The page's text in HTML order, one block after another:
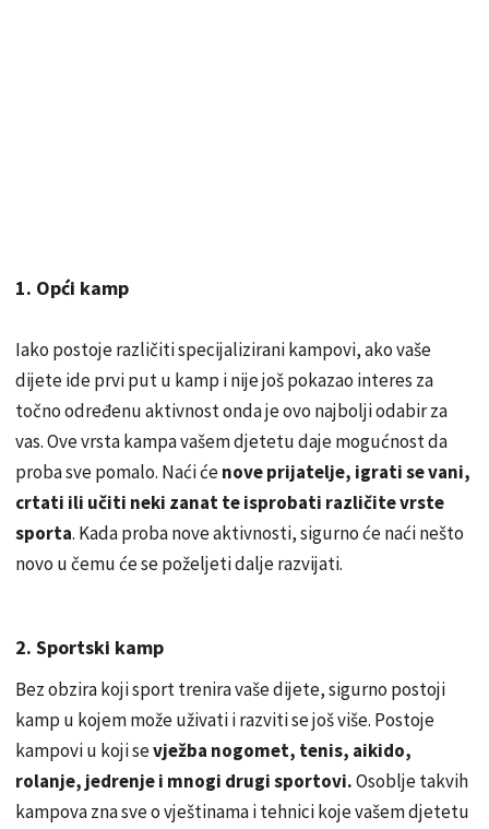
1. Opći kamp
Iako postoje različiti specijalizirani kampovi, ako vaše
dijete ide prvi put u kamp i nije još pokazao interes za
točno određenu aktivnost onda je ovo najbolji odabir za
vas. Ove vrsta kampa vašem djetetu daje mogućnost da
proba sve pomalo. Naći ćenove prijatelje, igrati se vani,
crtati ili učiti neki zanat te isprobati različite vrste
sporta. Kada proba nove aktivnosti, sigurno će naći nešto
novo u čemu će se poželjeti dalje razvijati.
2. Sportski kamp
Bez obzira koji sport trenira vaše dijete, sigurno postoji
kamp u kojem može uživati i razviti se još više. Postoje
kampovi u koji sevježba nogomet, tenis, aikido,
rolanje, jedrenje i mnogi drugi sportovi.Osoblje takvih
kampova zna sve o vještinama i tehnici koje vašem djetetu